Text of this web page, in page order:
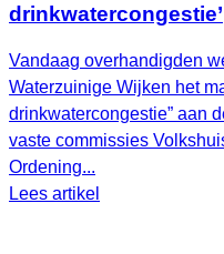
drinkwatercongestie’
Vandaag overhandigden
Waterzuinige Wijken het
drinkwatercongestie” aan
vaste commissies
Ordening...
Lees artikel